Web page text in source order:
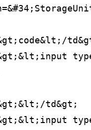
td&gt;